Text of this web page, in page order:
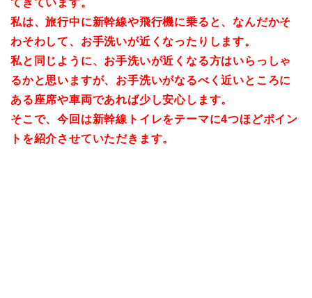
てきています。
私は、旅行中に新幹線や飛行機に乗ると、なんだかそ
わそわして、お手洗いが近くなったりします。
私と同じように、お手洗いが近くなる方はいらっしゃ
るかと思いますが、お手洗いがなるべく近いところに
ある座席や車両であれば少し安心します。
そこで、今回は新幹線トイレをテーマに4つほどポイン
トを紹介させていただきます。